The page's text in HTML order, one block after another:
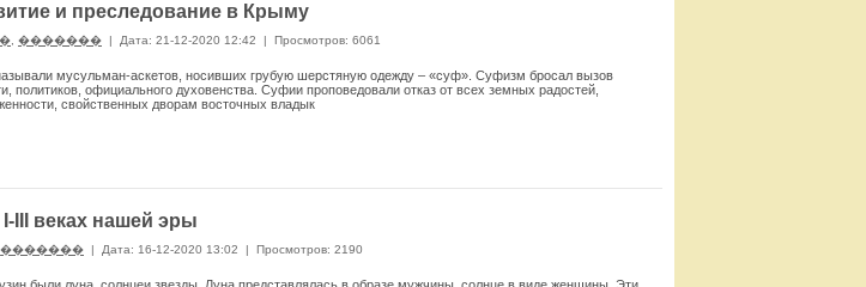
и преследование в Крыму
������� | Дата: 21-12-2020 12:42 | Просмотров: 6061
мусульман-аскетов, носивших грубую шерстяную одежду – «суф». Суфизм бросал вызов
политиков, официального духовенства. Суфии проповедовали отказ от всех земных радостей,
свойственных дворам восточных владык
I-III веках нашей эры
������� | Дата: 16-12-2020 13:02 | Просмотров: 2190